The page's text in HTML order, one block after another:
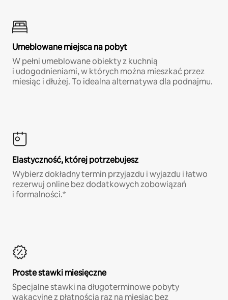
Umeblowane miejsca na pobyt
W pełni umeblowane obiekty z kuchnią
i udogodnieniami, w których można mieszkać przez
miesiąc i dłużej. To idealna alternatywa dla podnajmu.
Elastyczność, której potrzebujesz
Wybierz dokładny termin przyjazdu i wyjazdu i łatwo
rezerwuj online bez dodatkowych zobowiązań
i formalności.*
Proste stawki miesięczne
Specjalne stawki na długoterminowe pobyty
wakacyjne z płatnością raz na miesiąc bez